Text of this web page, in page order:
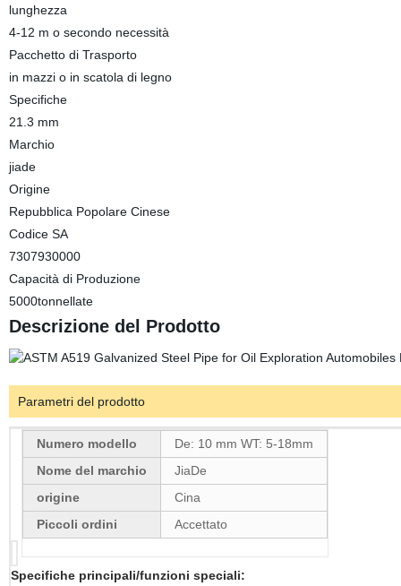
lunghezza
4-12 m o secondo necessità
Pacchetto di Trasporto
in mazzi o in scatola di legno
Specifiche
21.3 mm
Marchio
jiade
Origine
Repubblica Popolare Cinese
Codice SA
7307930000
Capacità di Produzione
5000tonnellate
Descrizione del Prodotto
Parametri del prodotto
Numero modello
De: 10 mm WT: 5-18mm
Nome del marchio
JiaDe
origine
Cina
Piccoli ordini
Accettato
Specifiche principali/funzioni speciali: